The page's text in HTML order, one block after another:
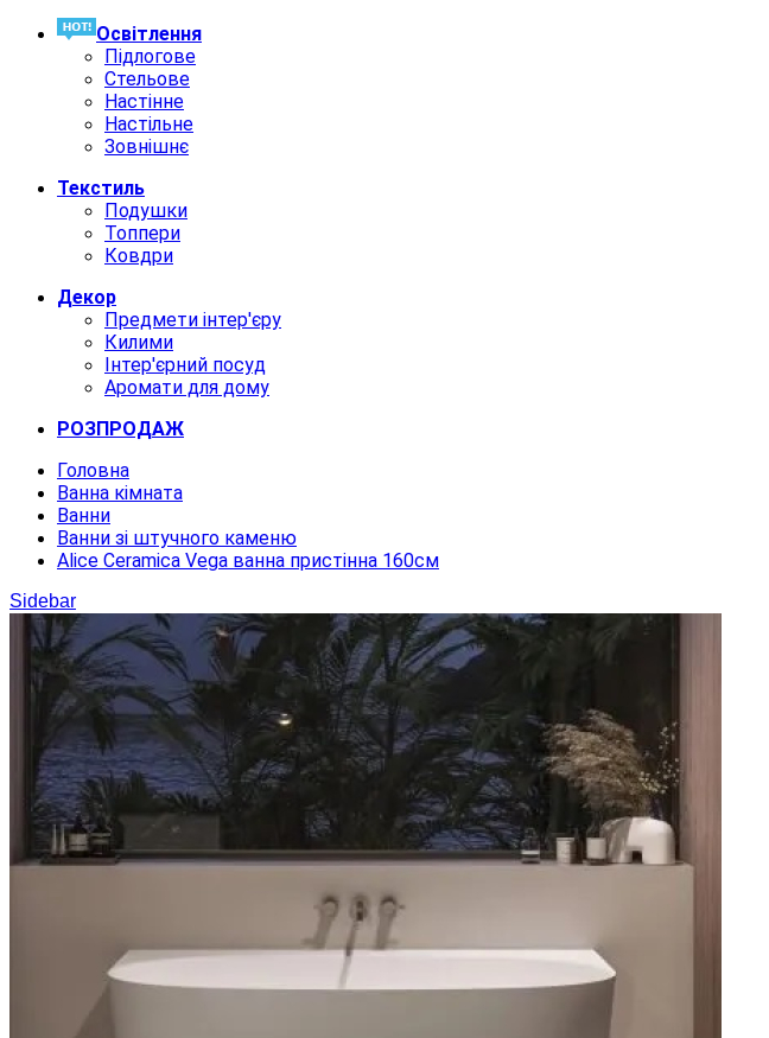
Освiтлення
Підлогове
Стельове
Настінне
Настільне
Зовнішнє
Текстиль
Подушки
Топпери
Ковдри
Декор
Предмети інтер'єру
Килими
Інтер'єрний посуд
Аромати для дому
РОЗПРОДАЖ
Головна
Ванна кімната
Ванни
Ванни зі штучного каменю
Alice Ceramica Vega ванна пристінна 160см
Sidebar